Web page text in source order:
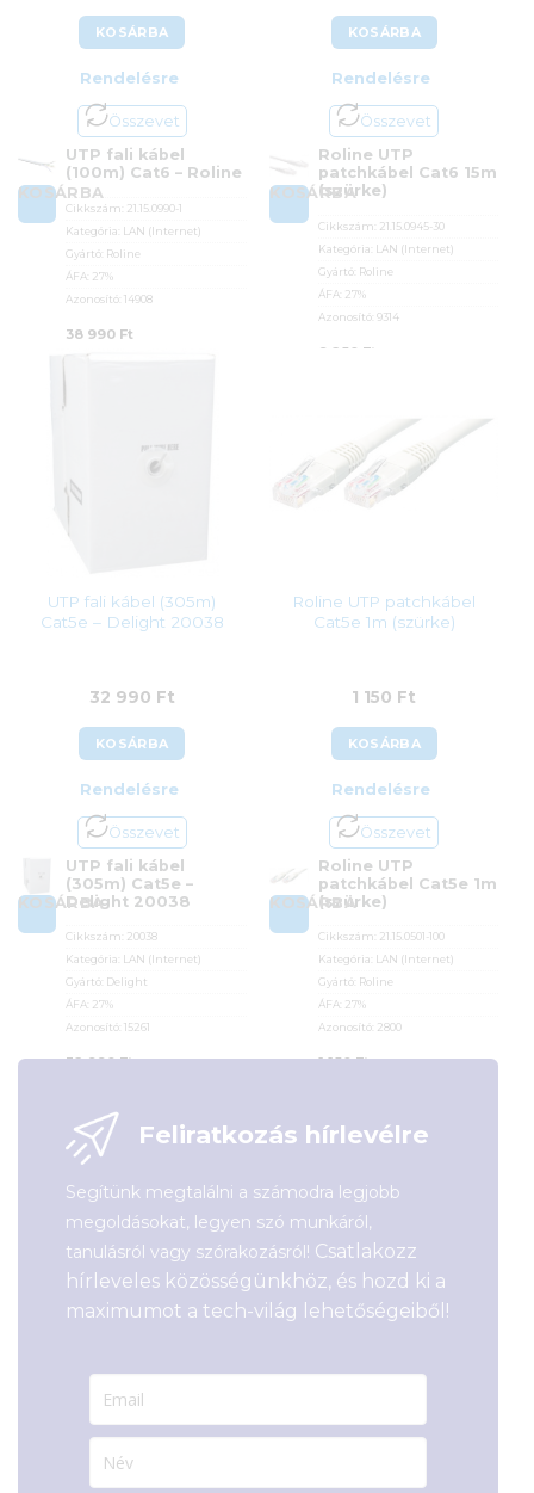
KOSÁRBA
Rendelésre
Összevet
KOSÁRBA
UTP fali kábel
(100m) Cat6 – Roline
Cikkszám: 21.15.0990-1
Kategória: LAN (Internet)
Gyártó: Roline
ÁFA: 27%
Azonosító:14908
38 990 Ft
KOSÁRBA
Rendelésre
Összevet
KOSÁRBA
Roline UTP
patchkábel Cat6 15m
(szürke)
Cikkszám: 21.15.0945-30
Kategória: LAN (Internet)
Gyártó: Roline
ÁFA: 27%
Azonosító: 9314
9 250 Ft
UTP fali kábel (305m)
Cat5e – Delight 20038
32 990 Ft
KOSÁRBA
Rendelésre
Összevet
KOSÁRBA
UTP fali kábel
(305m) Cat5e –
Delight 20038
Cikkszám: 20038
Kategória: LAN (Internet)
Gyártó: Delight
ÁFA: 27%
Azonosító:15261
32 990Ft
Roline UTP patchkábel
Cat5e 1m (szürke)
1 150 Ft
KOSÁRBA
Rendelésre
Összevet
KOSÁRBA
Roline UTP
patchkábel Cat5e 1m
(szürke)
Cikkszám: 21.15.0501-100
Kategória: LAN (Internet)
Gyártó: Roline
ÁFA: 27%
Azonosító: 2800
1 150Ft
Feliratkozás hírlevélre
Segítünk megtalálni a számodra legjobb
megoldásokat, legyen szó munkáról,
tanulásról vagy szórakozásról! Csatlakozz
hírleveles közösségünkhöz, és hozd ki a
maximumot a tech-világ lehetőségeiből!